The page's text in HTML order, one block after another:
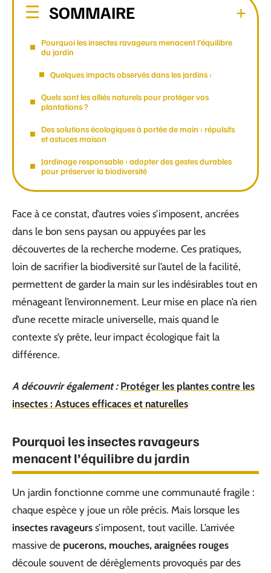
SOMMAIRE
Pourquoi les insectes ravageurs menacent l’équilibre
du jardin
Quelques impacts observés dans les jardins :
Quels sont les alliés naturels pour protéger vos
plantations ?
Des solutions écologiques à portée de main : répulsifs
et astuces maison
Jardinage responsable : adopter des gestes durables
pour préserver la biodiversité
Face à ce constat, d’autres voies s’imposent, ancrées
dans le bon sens paysan ou appuyées par les
découvertes de la recherche moderne. Ces pratiques,
loin de sacrifier la biodiversité sur l’autel de la facilité,
permettent de garder la main sur les indésirables tout en
ménageant l’environnement. Leur mise en place n’a rien
d’une recette miracle universelle, mais quand le
contexte s’y prête, leur impact écologique fait la
différence.
A découvrir également : Protéger les plantes contre les
insectes : Astuces efficaces et naturelles
Pourquoi les insectes ravageurs
menacent l’équilibre du jardin
Un jardin fonctionne comme une communauté fragile :
chaque espèce y joue un rôle précis. Mais lorsque les
insectes ravageurs s’imposent, tout vacille. L’arrivée
massive de pucerons, mouches, araignées rouges
découle souvent de dérèglements provoqués par des